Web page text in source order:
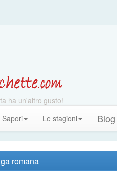
ha un'altro gusto!
Sapori Le stagioni Blog
romana